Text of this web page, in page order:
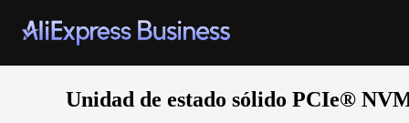
Unidad de estado sólido PCIe®